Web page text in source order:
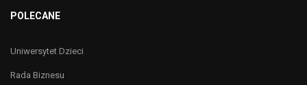
POLECANE
Uniwersytet Dzieci
Rada Biznesu